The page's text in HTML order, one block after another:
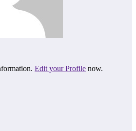
Edit your Profile now.